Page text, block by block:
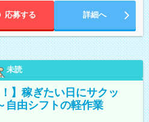
応募する 詳細へ
未読
】稼ぎたい日にサクッ
自由シフトの軽作業